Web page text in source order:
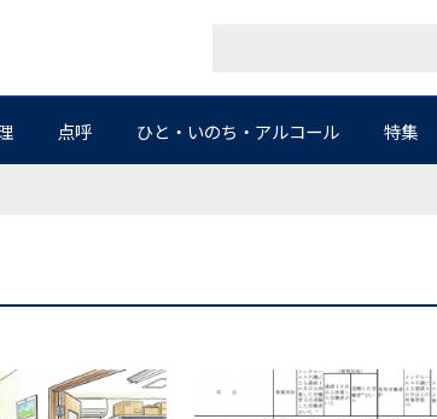
点呼 ひと・いのち・アルコール 特集